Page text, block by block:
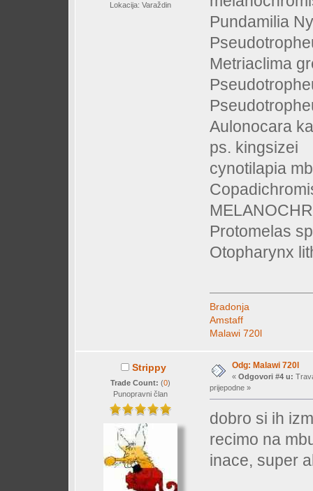
Lokacija: Varaždin
Pundamilia
Metriaclima
Aulonocara
ps. kingsizei
cynotilapia
Protomelas
Otopharynx
Bradonja
Amstaff
Malawi 720l
Strippy
Trade Count: (0)
Punopravni član
Odg: Malawi 720l
« Odgovori #4 u:
prijepodne »
dobro si ih
recimo na
inace, super